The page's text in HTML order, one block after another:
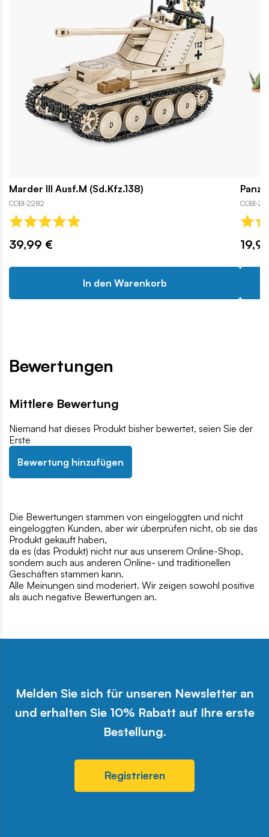
Marder III Ausf.M (Sd.Kfz.138)
COBI-2282
39,99 €
In den Warenkorb
COBI-
Bewertungen
Mittlere Bewertung
Niemand hat dieses Produkt bisher bewertet, seien Sie der
Erste
Bewertung hinzufügen
Die Bewertungen stammen von eingeloggten und nicht
eingeloggten Kunden, aber wir überprüfen nicht, ob sie das
Produkt gekauft haben,
da es (das Produkt) nicht nur aus unserem Online-Shop,
sondern auch aus anderen Online- und traditionellen
Geschäften stammen kann.
Alle Meinungen sind moderiert. Wir zeigen sowohl positive
als auch negative Bewertungen an.
Melden Sie sich für unseren Newsletter an
und erhalten Sie 10% Rabatt auf Ihre erste
Bestellung.
Registrieren